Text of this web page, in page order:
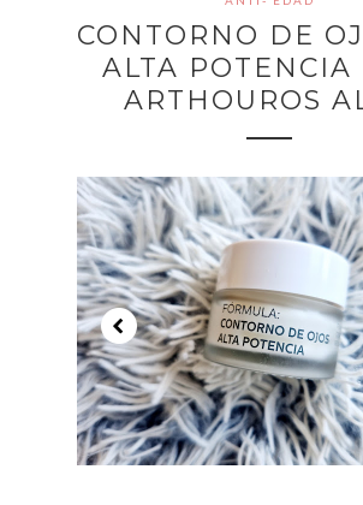
CONTORNO DE
ALTA POTENCIA
ARTHOUROS